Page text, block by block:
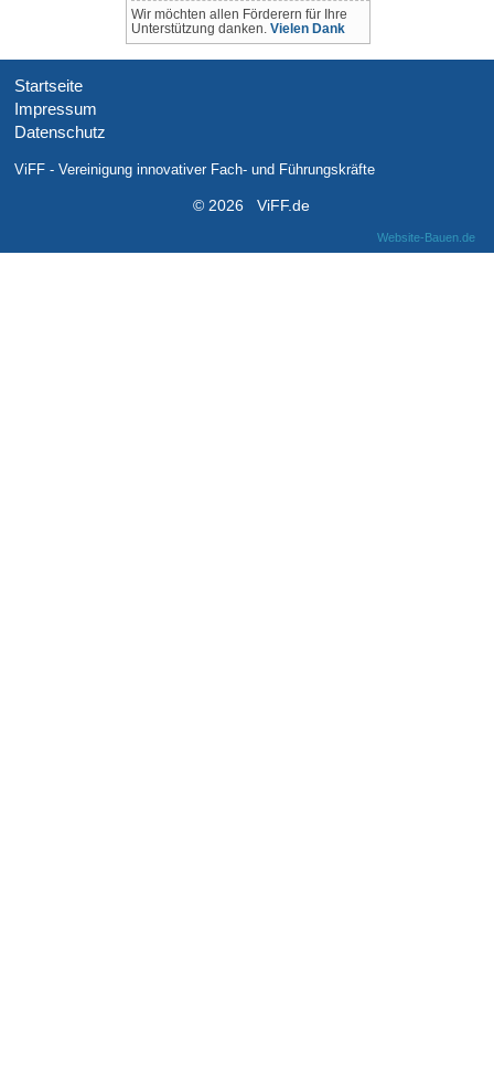
Wir möchten allen Förderern für Ihre
Unterstützung danken. Vielen Dank
Startseite
Impressum
Datenschutz
ViFF - Vereinigung innovativer Fach- und Führungskräfte
© 2026 ViFF.de
Website-Bauen.de